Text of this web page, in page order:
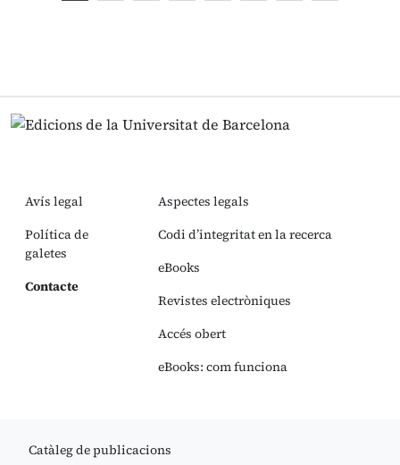
Avís legal
Política de
galetes
Contacte
Aspectes legals
Codi d’integritat en la recerca
eBooks
Revistes electròniques
Accés obert
eBooks: com funciona
Catàleg de publicacions